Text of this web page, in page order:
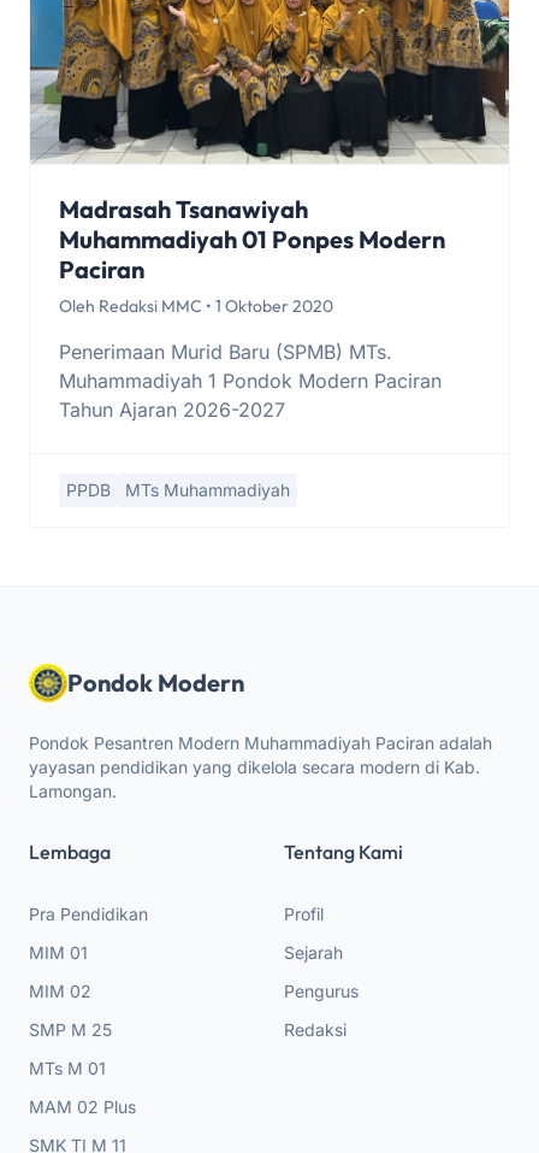
Madrasah Tsanawiyah
Muhammadiyah 01 Ponpes Modern
Paciran
Oleh Redaksi MMC • 1 Oktober 2020
Penerimaan Murid Baru (SPMB) MTs.
Muhammadiyah 1 Pondok Modern Paciran
Tahun Ajaran 2026-2027
PPDB MTs Muhammadiyah
Pondok Modern
Pondok Pesantren Modern Muhammadiyah Paciran adalah
yayasan pendidikan yang dikelola secara modern di Kab.
Lamongan.
Lembaga
Pra Pendidikan
MIM 01
MIM 02
SMP M 25
MTs M 01
MAM 02 Plus
SMK TI M 11
Tentang Kami
Profil
Sejarah
Pengurus
Redaksi